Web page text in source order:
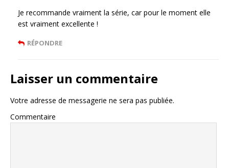
Je recommande vraiment la série, car pour le moment elle
est vraiment excellente !
RÉPONDRE
Laisser un commentaire
Votre adresse de messagerie ne sera pas publiée.
Commentaire